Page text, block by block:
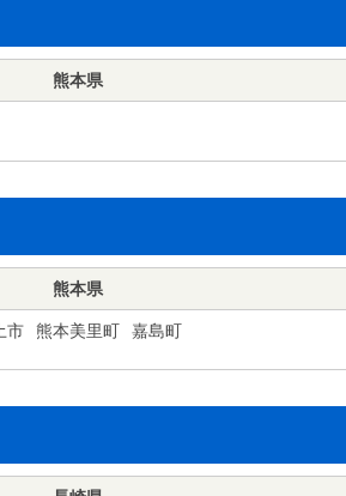
熊本県
熊本県
市 熊本美里町 嘉島町